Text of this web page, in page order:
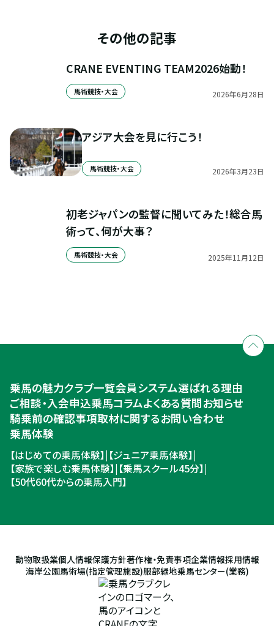
その他の記事
CRANE EVENTING TEAM2026始動！
馬術競技・大会 2026年6月28日
アジア大会を見に行こう！
馬術競技・大会 2026年3月23日
初老ジャパンの監督に聞いてみた！総合馬
術って、何が大事？
馬術競技・大会 2025年11 月12日
入会のご相談・申込
ご相談・入会申込
乗馬の魅力クラブ一覧会員システム選ばれる理由
ご相談・入会申込乗馬コラムよくある質問お知らせ
騎乗前の確認事項取材に関するお問い合わせ
乗馬体験
【はじめての乗馬体験】| 【ジュニア乗馬体験】|
【家族で楽しむ乗馬体験】| 【乗馬スクール45分】|
【50代60代からの乗馬入門】
動物取扱業個人情報保護方針著作権・免責事項企業情報採用情報
海岸公園馬術場(指定管理施設)服部緑地乗馬センター(業務)